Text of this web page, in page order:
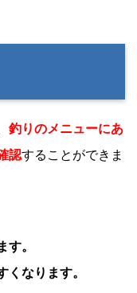
釣りのメニューにあ
認することができま
す。
くなります。